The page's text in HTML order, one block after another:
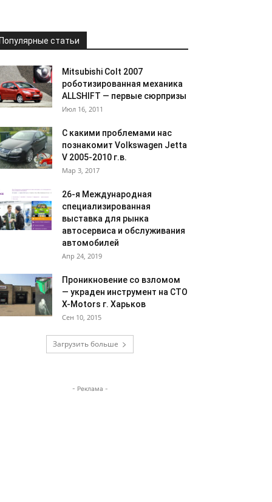
Популярные статьи
Mitsubishi Colt 2007
роботизированная механика
ALLSHIFT — первые сюрпризы
Июл 16, 2011
С какими проблемами нас
познакомит Volkswagen Jetta
V 2005-2010 г.в.
Мар 3, 2017
26-я Международная
специализированная
выставка для рынка
автосервиса и обслуживания
автомобилей
Апр 24, 2019
Проникновение со взломом
— украден инструмент на СТО
X-Motors г. Харьков
Сен 10, 2015
Загрузить больше
- Реклама -